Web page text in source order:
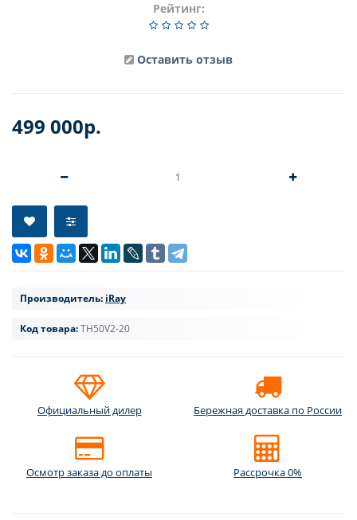
Рейтинг:
Оставить отзыв
499 000р.
Производитель: iRay
Код товара:TH50V2-20
Официальный дилер Бережная доставка по России
Осмотр заказа до оплаты Рассрочка 0%